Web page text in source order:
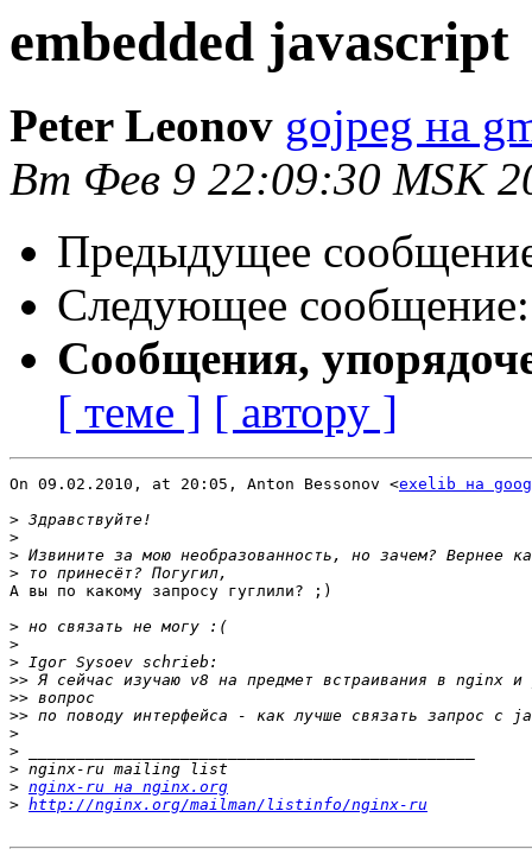
embedded javascript
Peter Leonov gojpeg на
Вт Фев 9 22:09:30 MSK
Предыдущее
Следующее
Сообщения,
[ теме ] [ автору ]
On 09.02.2010, at 20:05, Anton Bessonov <exelib на
>
>
>
>
А вы по какому запросу гуглили? ;)
>
>
>
>>
>>
>>
>
>
>
> nginx-ru на nginx.org
> http://nginx.org/mailman/listinfo/nginx-ru